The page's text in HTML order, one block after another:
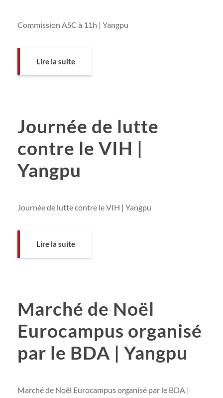
Commission ASC à 11h | Yangpu
Lire la suite
Journée de lutte
contre le VIH |
Yangpu
Journée de lutte contre le VIH | Yangpu
Lire la suite
Marché de Noël
Eurocampus organisé
par le BDA | Yangpu
Marché de Noël Eurocampus organisé par le BDA |